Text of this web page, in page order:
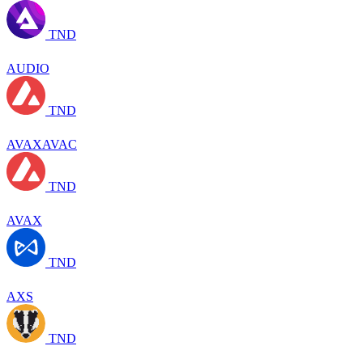
TND
AUDIO
TND
AVAXAVAC
TND
AVAX
TND
AXS
TND